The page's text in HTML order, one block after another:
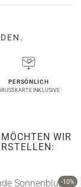
PERSÖNLICH
INKLUSIVE
WIR D
-10%